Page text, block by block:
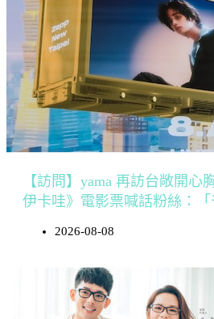
【訪問】yama 再訪台敞開心
伊卡哇》電影票喊話粉絲：「
2026-08-08